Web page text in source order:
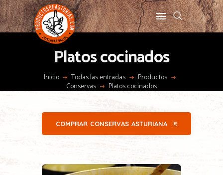
Platos cocinados
Inicio Todas las entradas Productos
Conservas Platos cocinados
COMPRAR CONSERVAS ASTURIANA